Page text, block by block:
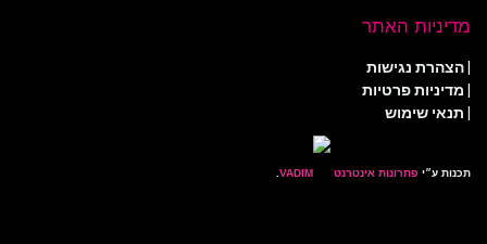
מדיניות האתר
|הצהרת נגישות
| מדיניות פרטיות
| תנאי שימוש
תכנות ע״י פתרונות אינטרנט